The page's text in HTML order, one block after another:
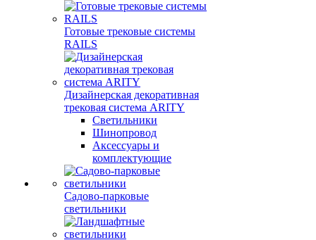
Готовые трековые системы
RAILS
Дизайнерская декоративная
трековая система ARITY
Светильники
Шинопровод
Аксессуары и
комплектующие
Садово-парковые
светильники